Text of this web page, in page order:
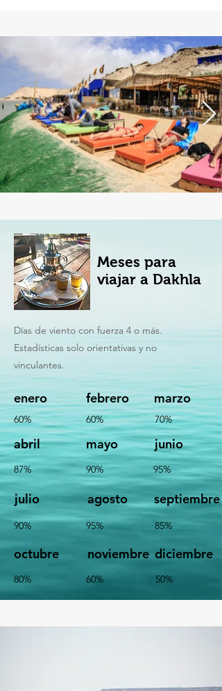
Meses para
viajar a Dakhla
Días de viento con fuerza 4 o más.
Estadísticas solo orientativas y no
vinculantes.
enero
60%
febrero
60%
marzo
70%
abril mayo junio
87% 90% 95%
julio
90%
octubre
80%
agosto
95%
septiembre
85%
noviembre diciembre
60% 50%